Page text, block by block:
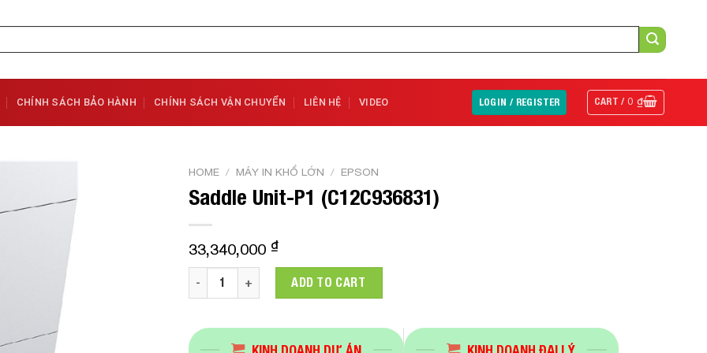
CHÍNH SÁCH BẢO HÀNH CHÍNH SÁCH VẬN CHUYỂN LIÊN HỆ VIDEO LOGIN / REGISTER CART /0₫
Add to
HOME / MÁY IN KHỔ LỚN / EPSON
Saddle Unit-P1 (C12C936831)
33,340,000 ₫
Saddle Unit-P1 (C12C936831) quantity
ADD TO CART